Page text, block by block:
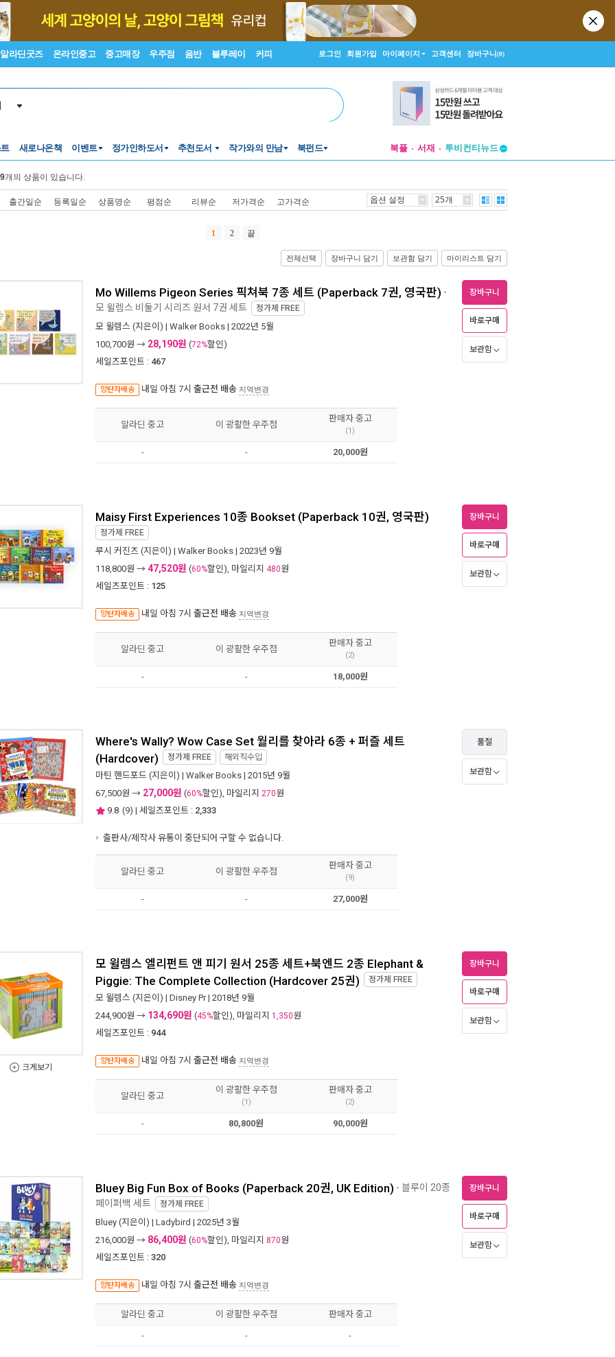
알라딘굿즈 온라인중고 중고매장 우주점 음반 블루레이 커피 로그인 회원가입 마이페이지 고객센터 장바구니(0)
새로나온책 이벤트 정가인하도서 추천도서 작가와의 만남 북펀드 북플 서재
투비컨티뉴드
개의 상품이 있습니다.
출간일순 등록일순 상품명순 평점순 리뷰순 저가격순 고가격순 옵션 설정 25개
1 2 끝
전체선택 장바구니 담기 보관함 담기 마이리스트 담기
Mo Willems Pigeon Series 픽쳐북 7종 세트 (Paperback 7권, 영국판) -
모 윌렘스 비둘기 시리즈 원서 7권 세트 정가제 FREE
모 윌렘스 (지은이) | Walker Books | 2022년 5월
100,700원 → 28,190원 (72%할인)
세일즈포인트 : 467
양탄자배송 내일 아침 7시 출근전 배송 지역변경
장바구니
바로구매
보관함
알라딘 중고 이 광활한 우주점
판매자 중고
(1)
- - 20,000원
Maisy First Experiences 10종 Bookset (Paperback 10권, 영국판)
정가제 FREE
루시 커진즈 (지은이) | Walker Books | 2023년 9월
118,800원 → 47,520원 (60%할인), 마일리지 480원
세일즈포인트 : 125
양탄자배송 내일 아침 7시 출근전 배송 지역변경
장바구니
바로구매
보관함
알라딘 중고 이 광활한 우주점
판매자 중고
(2)
- - 18,000원
Where's Wally? Wow Case Set 월리를 찾아라 6종 + 퍼즐 세트
(Hardcover) 정가제 FREE 해외직수입
마틴 핸드포드 (지은이) | Walker Books | 2015년 9월
67,500원 → 27,000원 (60%할인), 마일리지 270원
9.8 (9) | 세일즈포인트 : 2,333
출판사/제작사 유통이 중단되어 구할 수 없습니다.
품절
보관함
알라딘 중고 이 광활한 우주점
판매자 중고
(9)
- - 27,000원
크게보기
모 윌렘스 엘리펀트 앤 피기 원서 25종 세트+북엔드 2종 Elephant &
Piggie: The Complete Collection (Hardcover 25권) 정가제 FREE
모 윌렘스 (지은이) | Disney Pr| 2018년 9월
244,900원 → 134,690원 (45%할인), 마일리지 1,350원
세일즈포인트 : 944
양탄자배송 내일 아침 7시 출근전 배송 지역변경
장바구니
바로구매
보관함
알라딘 중고
이 광활한 우주점
(1)
판매자 중고
(2)
- 80,800원 90,000원
Bluey Big Fun Box of Books (Paperback 20권, UK Edition) - 블루이 20종
페이퍼백 세트 정가제 FREE
Bluey (지은이) | Ladybird | 2025년 3월
216,000원 → 86,400원 (60%할인), 마일리지 870원
세일즈포인트 : 320
양탄자배송 내일 아침 7시 출근전 배송 지역변경
장바구니
바로구매
보관함
알라딘 중고 이 광활한 우주점 판매자 중고
- - -